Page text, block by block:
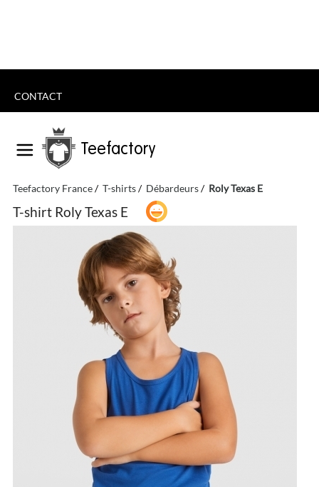
CONTACT
Teefactory
Teefactory France T-shirts Débardeurs Roly Texas E
T-shirt Roly Texas E